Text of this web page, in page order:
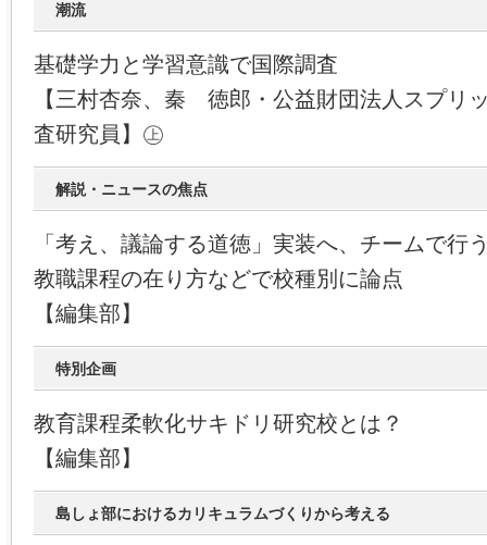
潮流
基礎学力と学習意識で国際調査
【三村杏奈、秦 徳郎・公益財団法人スプリ
査研究員】㊤
解説・ニュースの焦点
「考え、議論する道徳」実装へ、チームで行
教職課程の在り方などで校種別に論点
【編集部】
特別企画
教育課程柔軟化サキドリ研究校とは？
【編集部】
島しょ部におけるカリキュラムづくりから考える